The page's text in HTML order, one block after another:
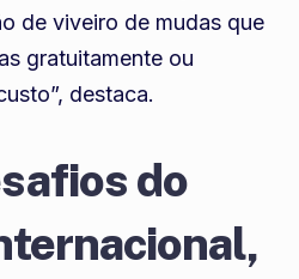
de viveiro de mudas que
gratuitamente ou
destaca.
do